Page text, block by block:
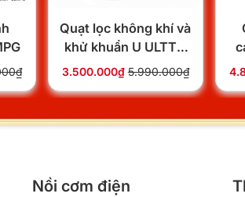
Quạt lọc không khí và
khử khuẩn U ULTTY
LIDI
3.500.000₫ 5.990.000₫
Nồi cơm điện